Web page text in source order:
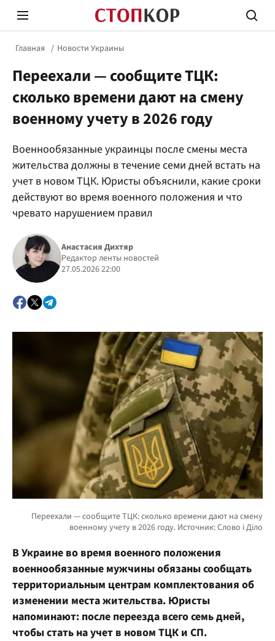
Политика
Главная Новости Украины
Переехали — сообщите ТЦК:
сколько времени дают на смену
военному учету в 2026 году
Военнообязанные украинцы после смены места
жительства должны в течение семи дней встать на
учет в новом ТЦК. Юристы объяснили, какие сроки
действуют во время военного положения и что
чревато нарушением правил
Анастасия Дихтяр
Редактор ленты новостей
27.05.2026 22:00
В Украине во время военного положения
военнообязанные мужчины обязаны сообщать
территориальным центрам комплектования об
изменении места жительства. Юристы
напоминают: после переезда всего семь дней,
чтобы стать на учет в новом ТЦК и СП.